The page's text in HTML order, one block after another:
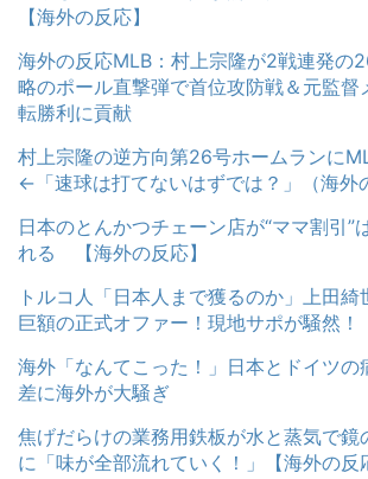
【海外の反応】
海外の反応MLB：村上宗隆が2戦連発の
略のポール直撃弾で首位攻防戦＆元監督
転勝利に貢献
村上宗隆の逆方向第26号ホームランに
←「速球は打てないはずでは？」（海外
日本のとんかつチェーン店が“ママ割引”
れる 【海外の反応】
トルコ人「日本人まで獲るのか」上田
巨額の正式オファー！現地サポが騒然！
海外「なんてこった！」日本とドイツの
差に海外が大騒ぎ
焦げだらけの業務用鉄板が水と蒸気で鏡
に「味が全部流れていく！」【海外の反